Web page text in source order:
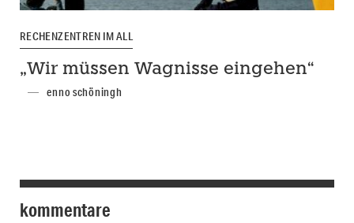
RECHENZENTREN IM ALL
„Wir müssen Wagnisse eingehen“
enno schöningh
kommentare